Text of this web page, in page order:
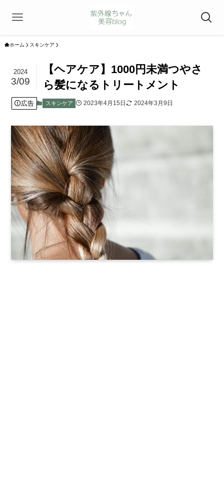
ホーム スキンケア
【ヘアケア】1000円未満つやさ
ら髪になるトリートメント
2024
3/09
広告 スキンケア 2023年4月15日 2024年3月9日